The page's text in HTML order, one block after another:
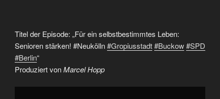
Titel der Episode: „Für ein selbstbestimmtes Leben:
Senioren stärken! #Neukölln#Gropiusstadt#Buckow#SPD
#Berlin“
Produziert vonMarcel Hopp
„Für